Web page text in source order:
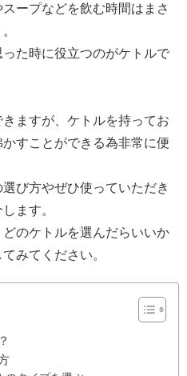
ープなどを飲む時間はまさ
た時に役立つのがケトルで
ますが、ケトルを持ってお
すことができる為非常に便
び方やぜひ使っていただき
ます。
のケトルを選んだらいいか
みてください。